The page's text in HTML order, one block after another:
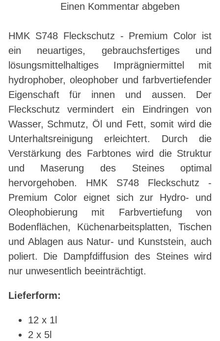
Einen Kommentar abgeben
HMK S748 Fleckschutz - Premium Color ist
ein neuartiges, gebrauchsfertiges und
lösungsmittelhaltiges Imprägniermittel mit
hydrophober, oleophober und farbvertiefender
Eigenschaft für innen und aussen. Der
Fleckschutz vermindert ein Eindringen von
Wasser, Schmutz, Öl und Fett, somit wird die
Unterhaltsreinigung erleichtert. Durch die
Verstärkung des Farbtones wird die Struktur
und Maserung des Steines optimal
hervorgehoben. HMK S748 Fleckschutz -
Premium Color eignet sich zur Hydro- und
Oleophobierung mit Farbvertiefung von
Bodenflächen, Küchenarbeitsplatten, Tischen
und Ablagen aus Natur- und Kunststein, auch
poliert. Die Dampfdiffusion des Steines wird
nur unwesentlich beeinträchtigt.
Lieferform:
12 x 1l
2 x 5l